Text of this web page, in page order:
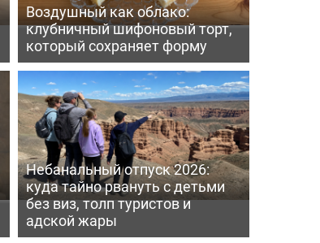
Воздушный как облако:
клубничный шифоновый торт,
который сохраняет форму
Небанальный отпуск 2026:
куда тайно рвануть с детьми
без виз, толп туристов и
адской жары